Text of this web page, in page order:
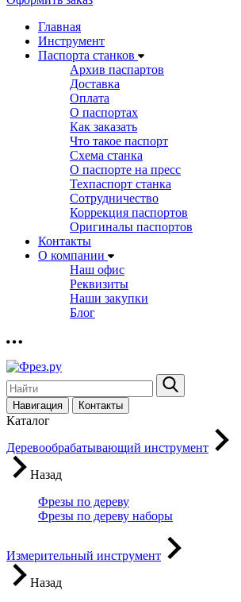
Главная
Инструмент
Паспорта станков
Архив паспартов
Доставка
Оплата
О паспортах
Как заказать
Что такое паспорт
Схема станка
О паспорте на пресс
Техпаспорт станка
Сотрудничество
Коррекция паспортов
Оригиналы паспортов
Контакты
О компании
Наш офис
Реквизиты
Наши закупки
Блог
Навигация Контакты
Каталог
Деревообрабатывающий инструмент
Назад
Фрезы по дереву
Фрезы по дереву наборы
Измерительный инструмент
Назад